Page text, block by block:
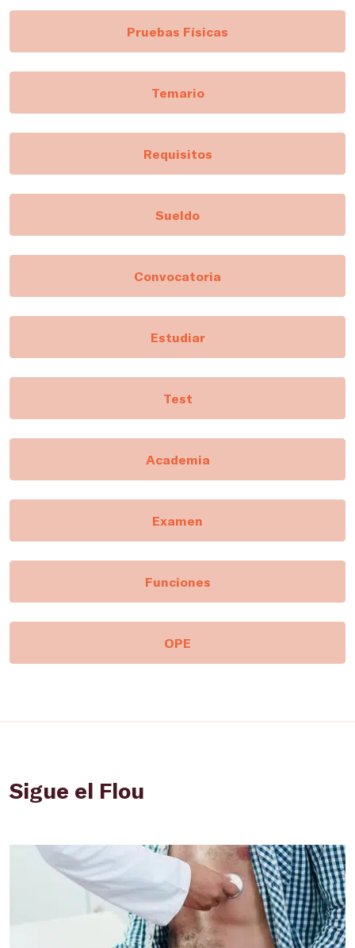
Pruebas Físicas
Temario
Requisitos
Sueldo
Convocatoria
Estudiar
Test
Academia
Examen
Funciones
OPE
Sigue el Flou